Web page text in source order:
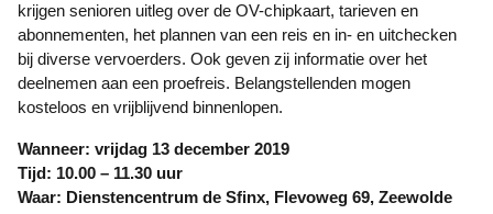
krijgen senioren uitleg over de OV-chipkaart, tarieven en
abonnementen, het plannen van een reis en in- en uitchecken
bij diverse vervoerders. Ook geven zij informatie over het
deelnemen aan een proefreis. Belangstellenden mogen
kosteloos en vrijblijvend binnenlopen.
Wanneer: vrijdag 13 december 2019
Tijd: 10.00 – 11.30 uur
Waar: Dienstencentrum de Sfinx, Flevoweg 69, Zeewolde